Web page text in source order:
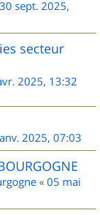
30 sept. 2025,
secteur
2025, 13:32
2025, 07:03
« 05 mai